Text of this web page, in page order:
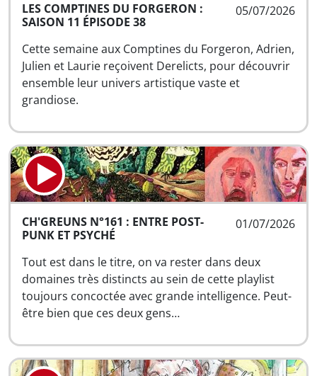
05/07/2026
LES COMPTINES DU FORGERON :
SAISON 11 ÉPISODE 38
Cette semaine aux Comptines du Forgeron, Adrien,
Julien et Laurie reçoivent Derelicts, pour découvrir
ensemble leur univers artistique vaste et
grandiose.
01/07/2026
CH'GREUNS N°161 : ENTRE POST-
PUNK ET PSYCHÉ
Tout est dans le titre, on va rester dans deux
domaines très distincts au sein de cette playlist
toujours concoctée avec grande intelligence. Peut-
être bien que ces deux gens…